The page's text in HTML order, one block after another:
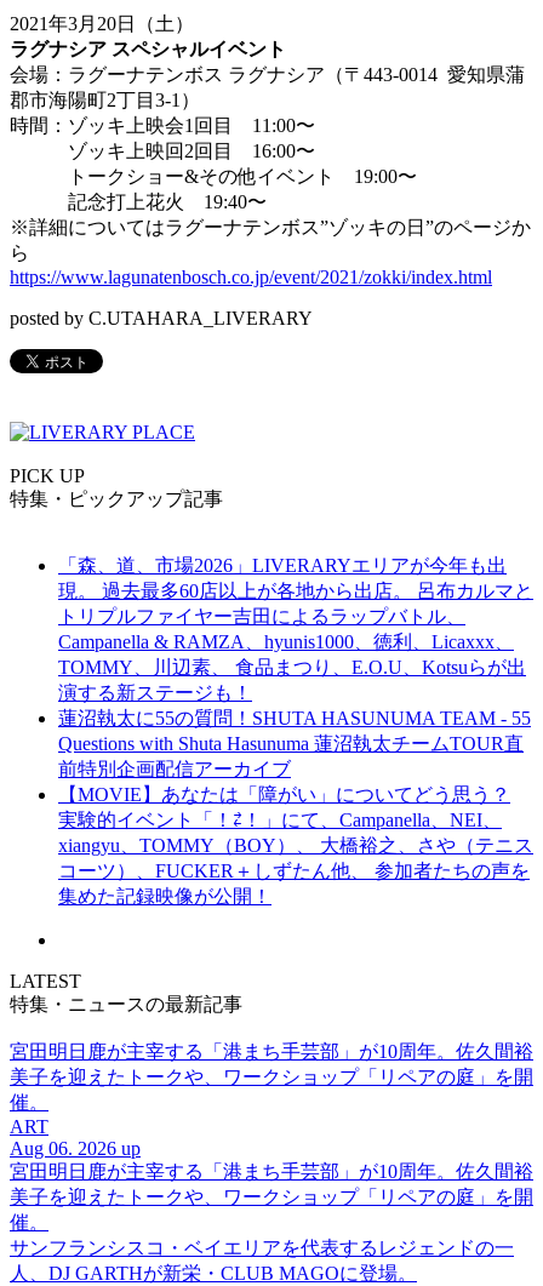
2021年3月20日（土）
ラグナシア スペシャルイベント
会場：ラグーナテンボス ラグナシア（〒443-0014 愛知県蒲
郡市海陽町2丁目3-1）
時間：ゾッキ上映会1回目 11:00〜
ゾッキ上映回2回目 16:00〜
トークショー&その他イベント 19:00〜
記念打上花火 19:40〜
※詳細についてはラグーナテンボス”ゾッキの日”のページか
ら
https://www.lagunatenbosch.co.jp/event/2021/zokki/index.html
posted by C.UTAHARA_LIVERARY
PICK UP
特集・ピックアップ記事
「森、道、市場2026」LIVERARYエリアが今年も出
現。 過去最多60店以上が各地から出店。 呂布カルマと
トリプルファイヤー吉田によるラップバトル、
Campanella & RAMZA、hyunis1000、徳利、Licaxxx、
TOMMY、川辺素、 食品まつり、E.O.U、Kotsuらが出
演する新ステージも！
蓮沼執太に55の質問！SHUTA HASUNUMA TEAM - 55
Questions with Shuta Hasunuma 蓮沼執太チームTOUR直
前特別企画配信アーカイブ
【MOVIE】あなたは「障がい」についてどう思う？
実験的イベント「！⇄！」にて、Campanella、NEI、
xiangyu、TOMMY（BOY）、 大橋裕之、さや（テニス
コーツ）、FUCKER＋しずたん他、 参加者たちの声を
集めた記録映像が公開！
LATEST
特集・ニュースの最新記事
宮田明日鹿が主宰する「港まち手芸部」が10周年。佐久間裕
美子を迎えたトークや、ワークショップ「リペアの庭」を開
催。
ART
Aug 06. 2026 up
宮田明日鹿が主宰する「港まち手芸部」が10周年。佐久間裕
美子を迎えたトークや、ワークショップ「リペアの庭」を開
催。
サンフランシスコ・ベイエリアを代表するレジェンドの一
人、DJ GARTHが新栄・CLUB MAGOに登場。